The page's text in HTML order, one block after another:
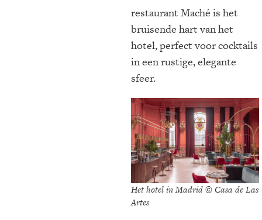
restaurant Maché is het
bruisende hart van het
hotel, perfect voor cocktails
in een rustige, elegante
sfeer.
Het hotel in Madrid © Casa de Las
Artes